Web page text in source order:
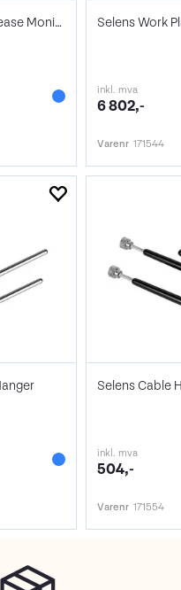
Selens Quick Release Monitor Mount Plate
inkl. mva
6 802,-
Varenr 171544
Selens Cable
inkl. mva
504,-
Varenr 171554